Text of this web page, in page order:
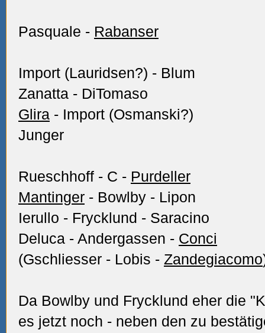
Pasquale - Rabanser
Import (Lauridsen?) - Blum
Zanatta - DiTomaso
Glira - Import (Osmanski?)
Junger
Rueschhoff - C - Purdeller
Mantinger - Bowlby - Lipon
Ierullo - Frycklund - Saracino
Deluca - Andergassen - Conci
(Gschliesser - Lobis - Zandegiacomo
Da Bowlby und Frycklund eher die
es jetzt noch - neben den zu